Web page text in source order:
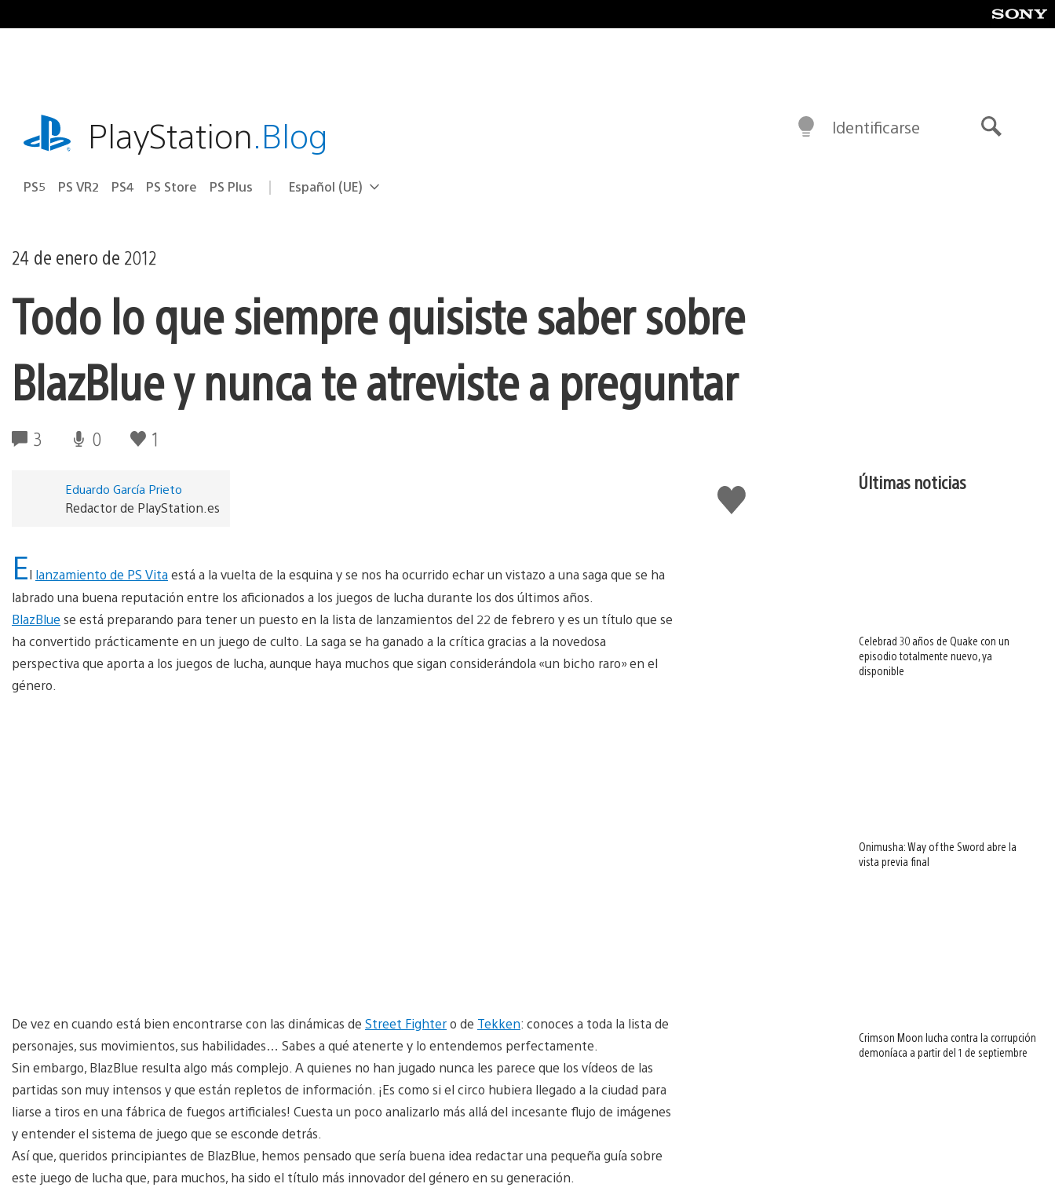
al
playstation.comPlayStation.Blog
PS5 PS VR2 PS4 PS Store PS Plus Selecciona
Región
Español (UE)
Identificarse
24 de enero de 2012
Todo lo que siempre quisiste saber sobre
BlazBlue y nunca te atreviste a preguntar
3 0 1
Me
gusta
Eduardo García Prieto
Redactor de PlayStation.es
El lanzamiento de PS Vitaestá a la vuelta de la esquina y se nos ha ocurrido echar un vistazo a una saga que se ha
labrado una buena reputación entre los aficionados a los juegos de lucha durante los dos últimos años.
BlazBlue se está preparando para tener un puesto en la lista de lanzamientos del 22 de febrero y es un título que se
ha convertido prácticamente en un juego de culto. La saga se ha ganado a la crítica gracias a la novedosa
perspectiva que aporta a los juegos de lucha, aunque haya muchos que sigan considerándola «un bicho raro» en el
género.
De vez en cuando está bien encontrarse con las dinámicas de Street Fightero de Tekken: conoces a toda la lista de
personajes, sus movimientos, sus habilidades… Sabes a qué atenerte y lo entendemos perfectamente.
Sin embargo, BlazBlue resulta algo más complejo. A quienes no han jugado nunca les parece que los vídeos de las
partidas son muy intensos y que están repletos de información. ¡Es como si el circo hubiera llegado a la ciudad para
liarse a tiros en una fábrica de fuegos artificiales! Cuesta un poco analizarlo más allá del incesante flujo de imágenes
y entender el sistema de juego que se esconde detrás.
Así que, queridos principiantes de BlazBlue, hemos pensado que sería buena idea redactar una pequeña guía sobre
este juego de lucha que, para muchos, ha sido el título más innovador del género en su generación.
Últimas noticias
Celebrad 30 años de Quake con un
episodio totalmente nuevo, ya
disponible
Onimusha: Way of the Sword abre la
vista previa final
Crimson Moon lucha contra la corrupción
demoníaca a partir del 1 de septiembre